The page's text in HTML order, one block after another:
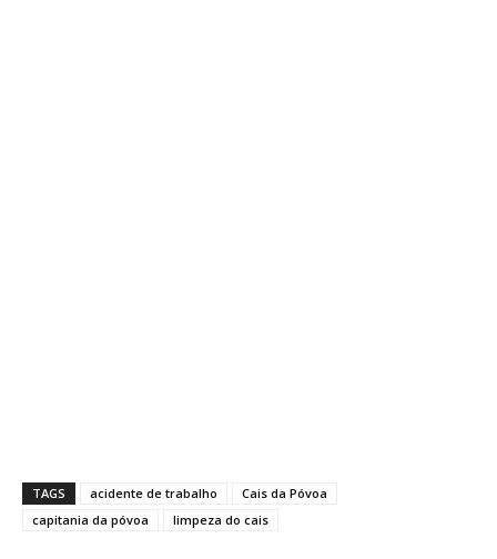
TAGS acidente de trabalho
Cais da Póvoa
capitania da póvoa
limpeza do cais